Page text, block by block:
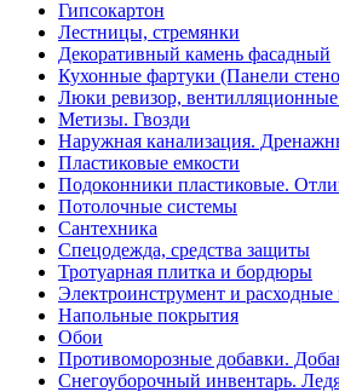
Гипсокартон
Лестницы, стремянки
Декоративный камень фасадный
Кухонные фартуки (Панели
Люки ревизор,
Метизы. Гвозди
Наружная канализация.
Пластиковые емкости
Подоконники пластиковые.
Потолочные системы
Сантехника
Спецодежда, средства защиты
Тротуарная плитка и бордюры
Электроинструмент и
Напольные покрытия
Обои
Противоморозные добавки.
Снегоуборочный инвентарь.